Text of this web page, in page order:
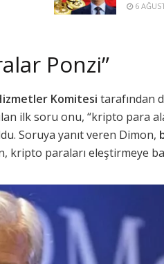
6
Ponzi”
Komitesi tarafından
ilk soru onu, “kripto para
Soruya yanıt veren Dimon,
kripto paraları eleştirmeye